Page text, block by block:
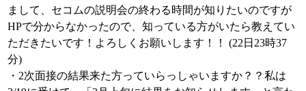
まして、セコムの説明会の終わる時間が知りたいのですが
HPで分からなかったので、知っている方がいたら教えてい
ただきたいです！よろしくお願いします！！ (22日23時37
分)
・2次面接の結果来た方っていらっしゃいますか？？私は